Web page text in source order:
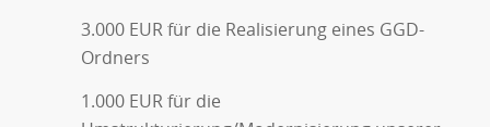
3.000 EUR für die Realisierung eines GGD-
Ordners
1.000 EUR für die